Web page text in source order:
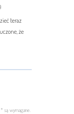
teraz
że
są wymagane.